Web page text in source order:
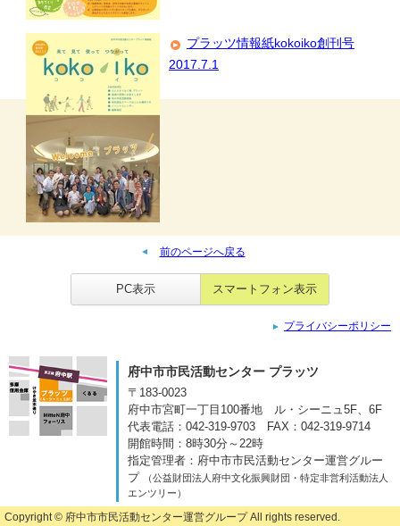
プラッツ情報紙kokoiko創刊号
2017.7.1
前のページへ戻る
PC表示 スマートフォン表示
プライバシーポリシー
府中市市民活動センター プラッツ
〒183-0023
府中市宮町一丁目100番地 ル・シーニュ5F、6F
代表電話：042-319-9703
FAX：042-319-9714
開館時間：8時30分～22時
指定管理者：府中市市民活動センター運営グルー
プ
（公益財団法人府中文化振興財団・特定非営利活動法人
エンツリー）
Copyright © 府中市市民活動センター運営グループAll rights reserved.